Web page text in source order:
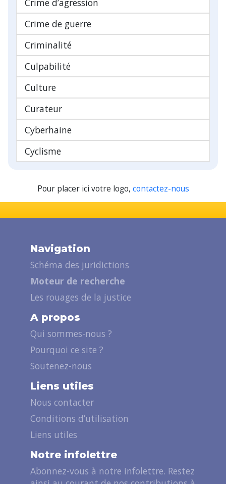
Crime de guerre
Criminalité
Culpabilité
Culture
Curateur
Cyberhaine
Cyclisme
Pour placer ici votre logo, contactez-nous
Navigation
Schéma des juridictions
Moteur de recherche
Les rouages de la justice
A propos
Qui sommes-nous ?
Pourquoi ce site ?
Soutenez-nous
Liens utiles
Nous contacter
Conditions d’utilisation
Liens utiles
Notre infolettre
Abonnez-vous à notre infolettre. Restez